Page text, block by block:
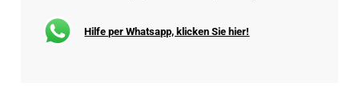
Hilfe per Whatsapp, klicken Sie hier!